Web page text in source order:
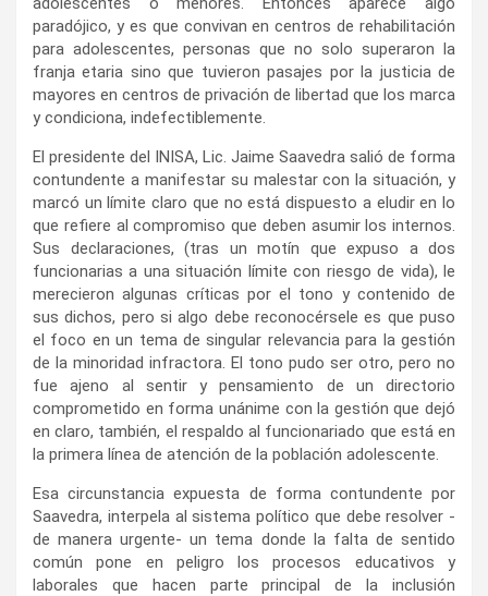
paradójico, y es que convivan en centros de rehabilitación
para adolescentes, personas que no solo superaron la
franja etaria sino que tuvieron pasajes por la justicia de
mayores en centros de privación de libertad que los marca
y condiciona, indefectiblemente.
El presidente del INISA, Lic. Jaime Saavedra salió de forma
contundente a manifestar su malestar con la situación, y
marcó un límite claro que no está dispuesto a eludir en lo
que refiere al compromiso que deben asumir los internos.
Sus declaraciones, (tras un motín que expuso a dos
funcionarias a una situación límite con riesgo de vida), le
merecieron algunas críticas por el tono y contenido de
sus dichos, pero si algo debe reconocérsele es que puso
el foco en un tema de singular relevancia para la gestión
de la minoridad infractora. El tono pudo ser otro, pero no
fue ajeno al sentir y pensamiento de un directorio
comprometido en forma unánime con la gestión que dejó
en claro, también, el respaldo al funcionariado que está en
la primera línea de atención de la población adolescente.
Esa circunstancia expuesta de forma contundente por
Saavedra, interpela al sistema político que debe resolver -
de manera urgente- un tema donde la falta de sentido
común pone en peligro los procesos educativos y
laborales que hacen parte principal de la inclusión